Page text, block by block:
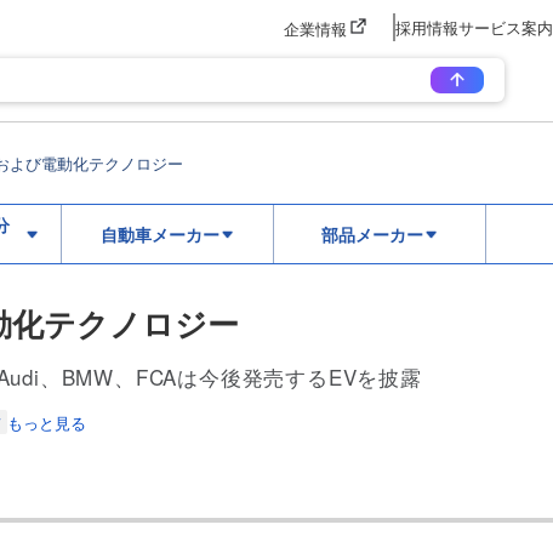
企業情報 採用情報サービス案内
よび電動化テクノロジー
自動車メーカー 部品メーカー
化テクノロジー
、BMW、FCAは今後発売するEVを披露
もっと見る